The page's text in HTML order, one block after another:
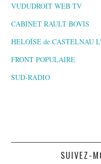
VUDUDROIT WEB TV
CABINET RAULT BOVIS
HELOÏSE de CASTELNAU
FRONT POPULAIRE
SUD-RADIO
SUIVEZ-